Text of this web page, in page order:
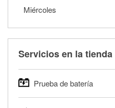
Miércoles
Servicios en la tienda
Prueba de batería